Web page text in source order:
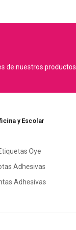
de nuestros productos.
y Escolar
Oye
Adhesivas
Adhesivas